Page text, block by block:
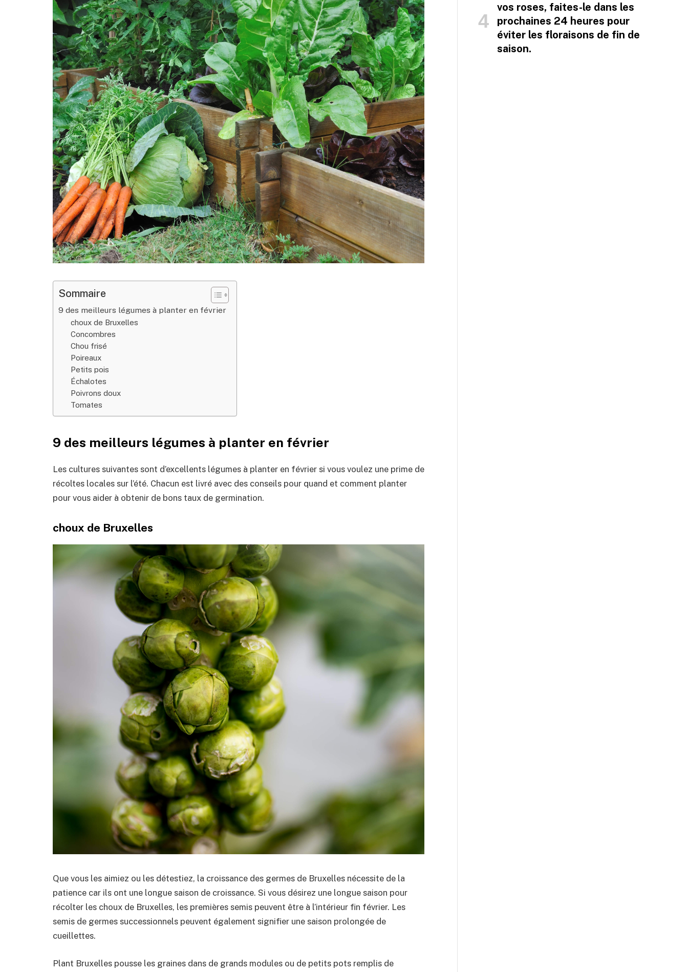
Sommaire
9 des meilleurs légumes à planter en février
choux de Bruxelles
Concombres
Chou frisé
Poireaux
Petits pois
Échalotes
Poivrons doux
Tomates
9 des meilleurs légumes à planter en février
Les cultures suivantes sont d’excellents légumes à planter en février si vous voulez une prime de
récoltes locales sur l’été. Chacun est livré avec des conseils pour quand et comment planter
pour vous aider à obtenir de bons taux de germination.
choux de Bruxelles
Que vous les aimiez ou les détestiez, la croissance des germes de Bruxelles nécessite de la
patience car ils ont une longue saison de croissance. Si vous désirez une longue saison pour
récolter les choux de Bruxelles, les premières semis peuvent être à l’intérieur fin février. Les
semis de germes successionnels peuvent également signifier une saison prolongée de
cueillettes.
Plant Bruxelles pousse les graines dans de grands modules ou de petits pots remplis de
vos roses, faites-le dans les
prochaines 24 heures pour
éviter les floraisons de fin de
saison.